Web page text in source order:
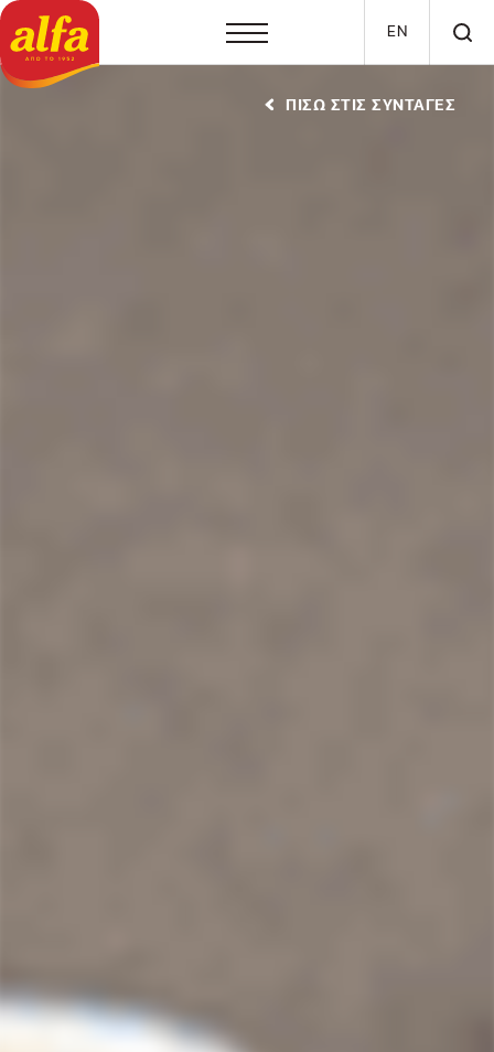
Παράκαμψη προς το κυρίως περιεχόμενο
EN
ΠΙΣΩ ΣΤΙΣ ΣΥΝΤΑΓΕΣ